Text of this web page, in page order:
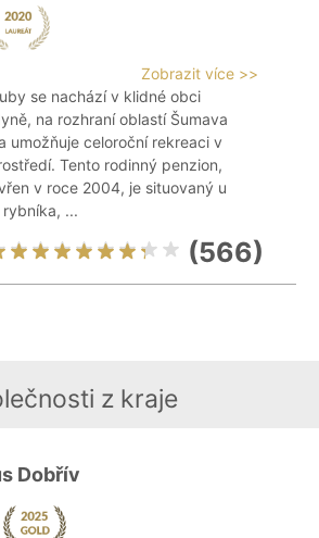
Zobrazit více >>
se nachází v klidné obci
na rozhraní oblastí Šumava
umožňuje celoroční rekreaci v
Tento rodinný penzion,
v roce 2004, je situovaný u
...
(566)
z kraje
Dobřív